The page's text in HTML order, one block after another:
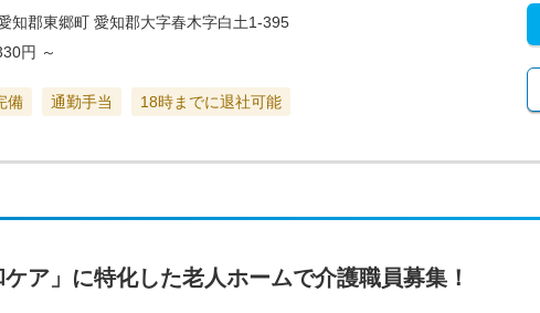
知郡東郷町 愛知郡大字春木字白土1-395
円 ～
備 通勤手当 18時までに退社可能
ア」に特化した老人ホームで介護職員募集！